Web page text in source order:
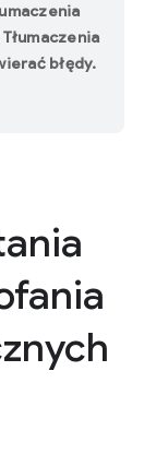
błędy.